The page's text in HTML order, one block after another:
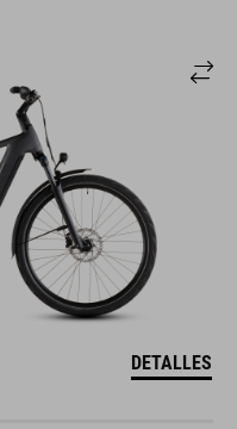
DETALLES